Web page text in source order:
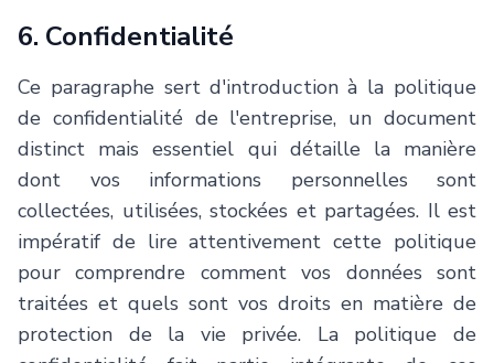
6. Confidentialité
Ce paragraphe sert d'introduction à la politique
de confidentialité de l'entreprise, un document
distinct mais essentiel qui détaille la manière
dont vos informations personnelles sont
collectées, utilisées, stockées et partagées. Il est
impératif de lire attentivement cette politique
pour comprendre comment vos données sont
traitées et quels sont vos droits en matière de
protection de la vie privée. La politique de